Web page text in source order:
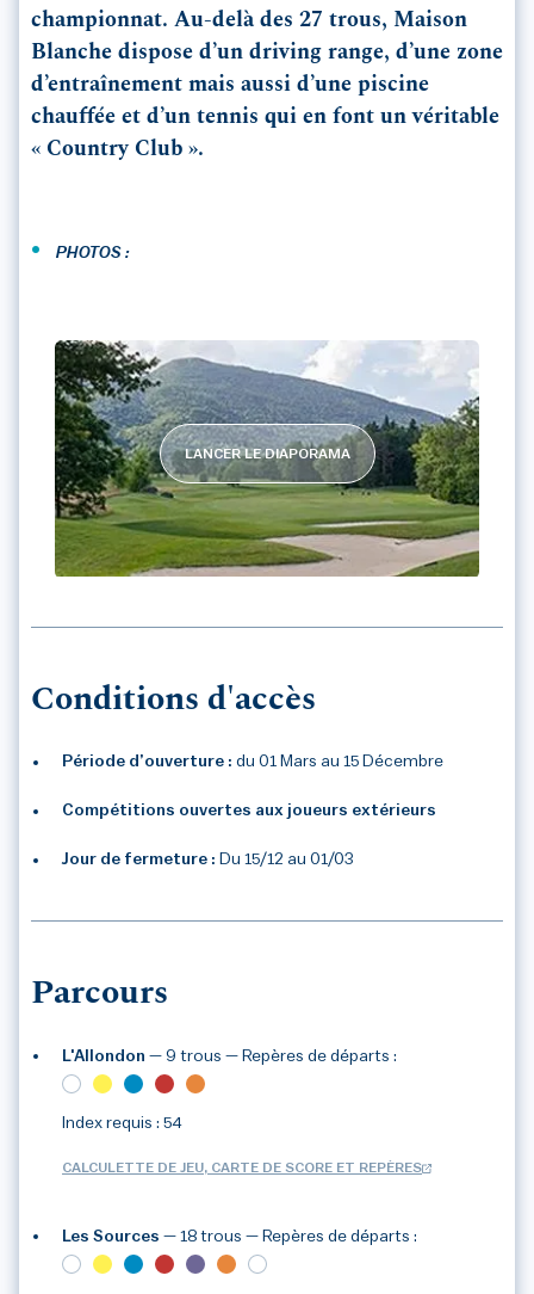
championnat. Au-delà des 27 trous, Maison
Blanche dispose d’un driving range, d’une zone
d’entraînement mais aussi d’une piscine
chauffée et d’un tennis qui en font un véritable
« Country Club ».
• PHOTOS :
LANCER LE DIAPORAMA
Conditions d'accès
Période d’ouverture : du 01 Mars au 15 Décembre
Compétitions ouvertes aux joueurs extérieurs
Jour de fermeture : Du 15/12 au 01/03
Parcours
L'Allondon — 9 trous — Repères de départs :
Index requis : 54
CALCULETTE DE JEU, CARTE DE SCORE ET REPÈRES
Les Sources — 18 trous — Repères de départs :